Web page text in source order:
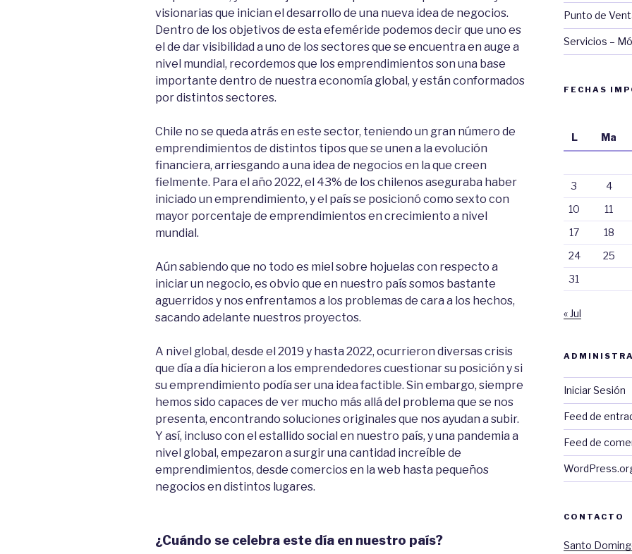
visionarias que inician el desarrollo de una nueva idea de negocios.
Dentro de los objetivos de esta efeméride podemos decir que uno es
el de dar visibilidad a uno de los sectores que se encuentra en auge a
nivel mundial, recordemos que los emprendimientos son una base
importante dentro de nuestra economía global, y están conformados
por distintos sectores.
Chile no se queda atrás en este sector, teniendo un gran número de
emprendimientos de distintos tipos que se unen a la evolución
financiera, arriesgando a una idea de negocios en la que creen
fielmente. Para el año 2022, el 43% de los chilenos aseguraba haber
iniciado un emprendimiento, y el país se posicionó como sexto con
mayor porcentaje de emprendimientos en crecimiento a nivel
mundial.
Aún sabiendo que no todo es miel sobre hojuelas con respecto a
iniciar un negocio, es obvio que en nuestro país somos bastante
aguerridos y nos enfrentamos a los problemas de cara a los hechos,
sacando adelante nuestros proyectos.
A nivel global, desde el 2019 y hasta 2022, ocurrieron diversas crisis
que día a día hicieron a los emprendedores cuestionar su posición y si
su emprendimiento podía ser una idea factible. Sin embargo, siempre
hemos sido capaces de ver mucho más allá del problema que se nos
presenta, encontrando soluciones originales que nos ayudan a subir.
Y así, incluso con el estallido social en nuestro país, y una pandemia a
nivel global, empezaron a surgir una cantidad increíble de
emprendimientos, desde comercios en la web hasta pequeños
negocios en distintos lugares.
¿Cuándo se celebra este día en nuestro país?
Punto de
Servicios –
FECHAS
L Ma
3
4
10
11
17
18
24
25
31
« Jul
Iniciar Sesión
Feed de
Feed de
CONTACTO
Santo